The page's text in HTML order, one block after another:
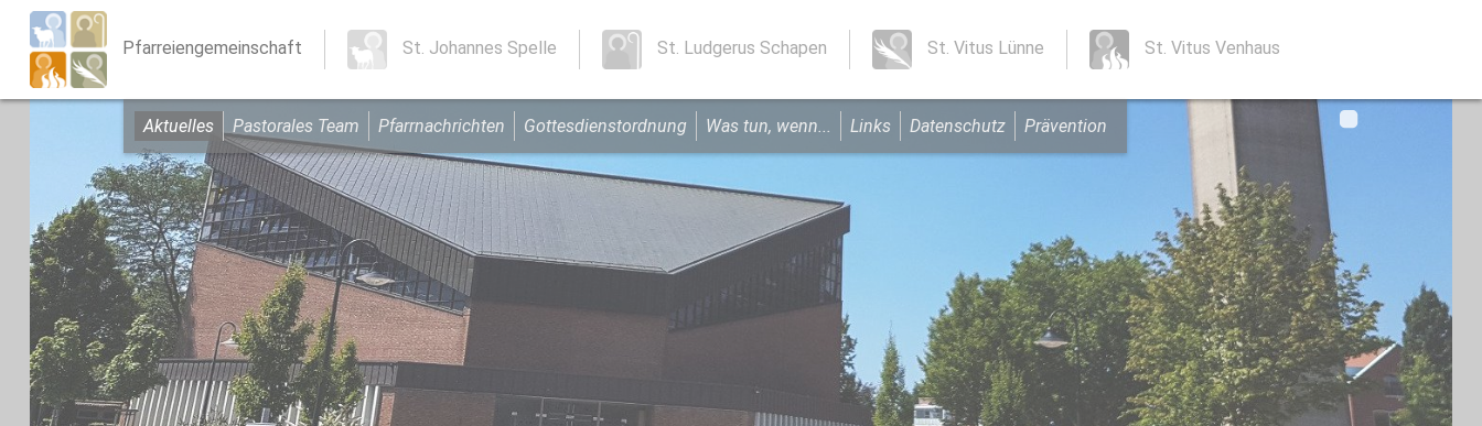
Pfarreiengemeinschaft St. Johannes Spelle St. Ludgerus Schapen St. Vitus Lünne St. Vitus Venhaus
Aktuelles Pastorales Team Pfarrnachrichten Gottesdienstordnung Was tun, wenn... Links Datenschutz Prävention